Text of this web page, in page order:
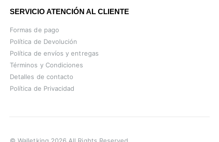
SERVICIO ATENCIÓN AL CLIENTE
Formas de pago
Política de Devolución
Política de envíos y entregas
Términos y Condiciones
Detalles de contacto
Política de Privacidad